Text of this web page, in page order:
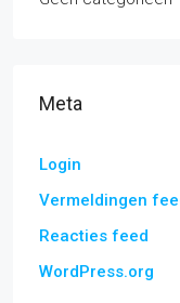
Meta
Login
Vermeldingen
Reacties feed
WordPress.org